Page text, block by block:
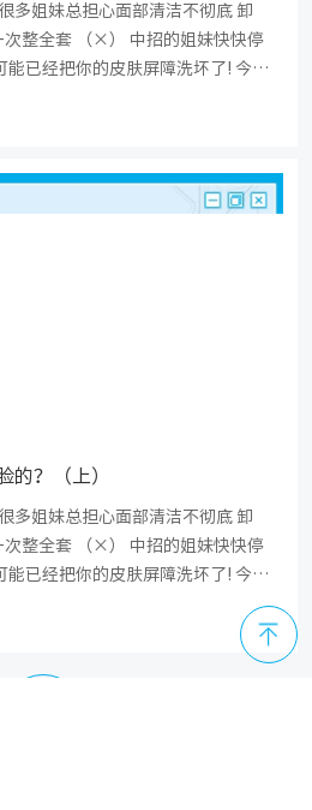
多姐妹总担心面部清洁不彻底 卸
整全套 （×） 中招的姐妹快快停
能已经把你的皮肤屏障洗坏了! 今天
的？（上）
多姐妹总担心面部清洁不彻底 卸
整全套 （×） 中招的姐妹快快停
能已经把你的皮肤屏障洗坏了! 今天
的李利教授 教你打开洗脸的正确方